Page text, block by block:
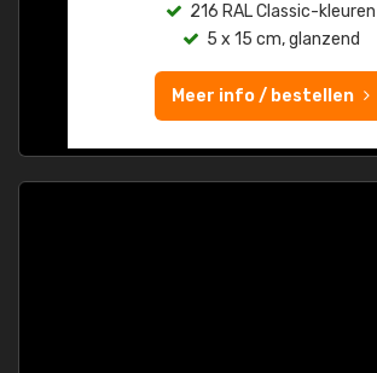
216 RAL Classic-kleuren
5 x 15 cm, glanzend
Meer info / bestellen